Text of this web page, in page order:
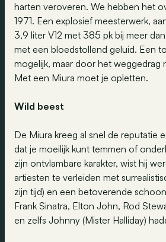
harten veroveren. We hebben het
1971. Een explosief meesterwerk,
3,9 liter V12 met 385 pk bij meer
met een bloedstollend geluid. Een
mogelijk, maar door het weggedrag
Met een Miura moet je opletten.
Wild beest
De Miura kreeg al snel de reputatie
dat je moeilijk kunt temmen of
zijn ontvlambare karakter, wist hij
artiesten te verleiden met
zijn tijd) en een betoverende
Frank Sinatra, Elton John, Rod
en zelfs Johnny (Mister Halliday)